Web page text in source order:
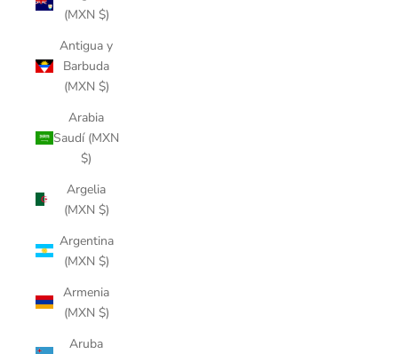
(MXN $)
Antigua y
Barbuda
(MXN $)
Arabia
Saudí (MXN
$)
Argelia
(MXN $)
Argentina
(MXN $)
Armenia
(MXN $)
Aruba